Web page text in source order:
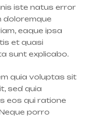
iste natus error
doloremque
eaque ipsa
et quasi
sunt explicabo.
quia voluptas sit
sed quia
eos qui ratione
porro